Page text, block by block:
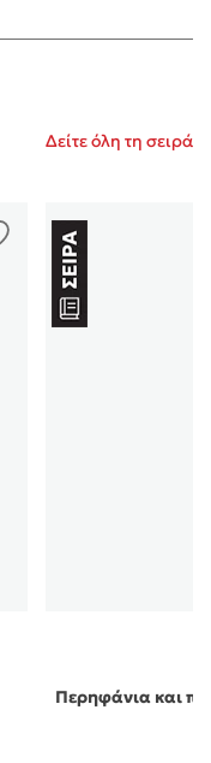
Δείτε όλη τη σειρά
Περηφάνια και